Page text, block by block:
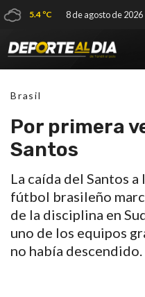
5.4 ºC 8 de agosto de 2026
Brasil
Por primera
Santos
La caída del Santos
fútbol brasileño
de la disciplina en
uno de los equipos
no había descendido.